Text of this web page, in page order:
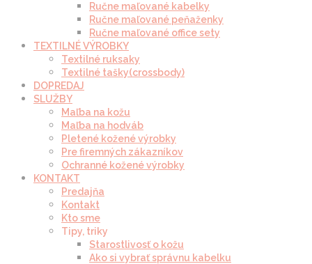
Ručne maľované kabelky
Ručne maľované peňaženky
Ručne maľované office sety
TEXTILNÉ VÝROBKY
Textilné ruksaky
Textilné tašky(crossbody)
DOPREDAJ
SLUŽBY
Maľba na kožu
Maľba na hodváb
Pletené kožené výrobky
Pre firemných zákazníkov
Ochranné kožené výrobky
KONTAKT
Predajňa
Kontakt
Kto sme
Tipy, triky
Starostlivosť o kožu
Ako si vybrať správnu kabelku